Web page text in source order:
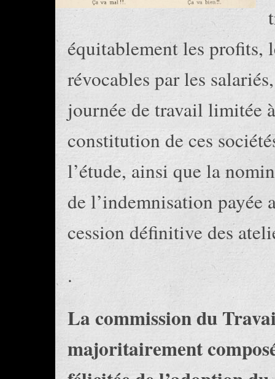
équitablement les profits,
révocables par les
journée de travail limitée
constitution de ces
l’étude, ainsi que la
de l’indemnisation payée
cession définitive des
.
La commission du
majoritairement